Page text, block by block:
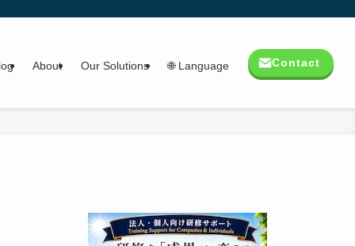
About Our Solutions 🌐 Language Contact